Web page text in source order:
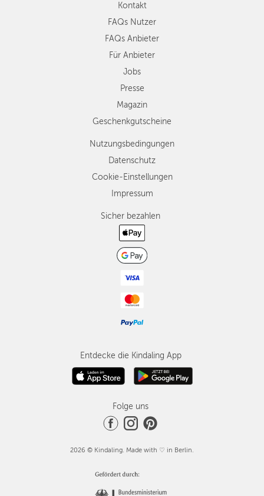
Kontakt
FAQs Nutzer
FAQs Anbieter
Für Anbieter
Jobs
Presse
Magazin
Geschenkgutscheine
Nutzungsbedingungen
Datenschutz
Cookie-Einstellungen
Impressum
Sicher bezahlen
Entdecke die Kindaling App
Folge uns
2026 © Kindaling. Made with ♡ in Berlin.